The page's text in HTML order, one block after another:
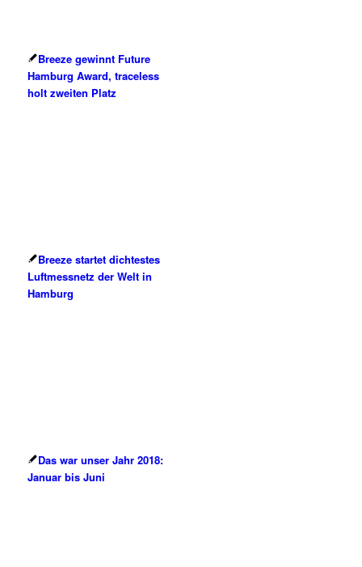
Breeze gewinnt Future
Hamburg Award, traceless
holt zweiten Platz
Breeze startet dichtestes
Luftmessnetz der Welt in
Hamburg
Das war unser Jahr 2018:
Januar bis Juni